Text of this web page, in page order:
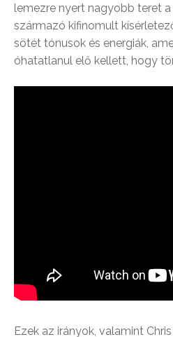
lemezre nyert nagyobb teret
származó kifinomult
sötét tónusok és energiák,
óhatatlanul elő kellett, hogy
Ezek az irányok, valamint